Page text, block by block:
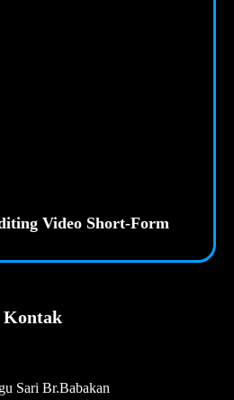
Video Short-Form
Kontak
Sari Br.Babakan